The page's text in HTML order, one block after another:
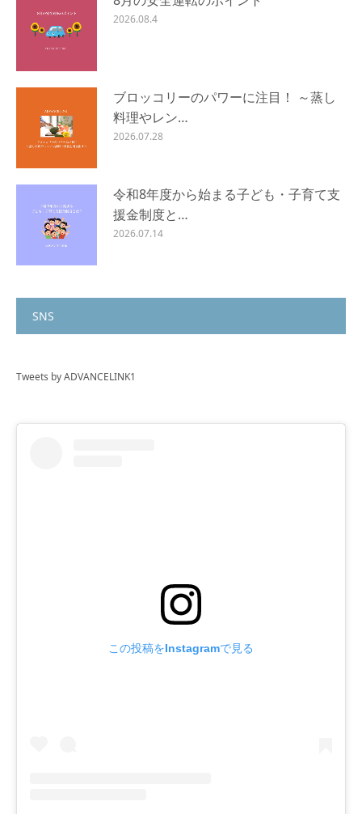
2026.08.4
ブロッコリーのパワーに注目！ ～蒸し
料理やレン…
2026.07.28
令和8年度から始まる子ども・子育て支
援金制度と…
2026.07.14
SNS
Tweets by ADVANCELINK1
この投稿をInstagramで見る